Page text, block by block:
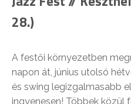
28.)
A festői környezetben
napon át, június utolsó
és swing legizgalmasabb
ingyenesen! Többek közül